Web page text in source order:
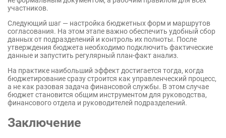
участников.
Следующий шаг — настройка бюджетных форм и маршрутов
согласования. На этом этапе важно обеспечить удобный сбор
данных от подразделений и контроль их полноты. После
утверждения бюджета необходимо подключить фактические
данные и запустить регулярный план-факт анализ.
На практике наибольший эффект достигается тогда, когда
бюджетирование сразу строится как управленческий процесс,
а не как разовая задача финансовой службы. В этом случае
бюджет становится общим инструментом для руководства,
финансового отдела и руководителей подразделений.
Заключение